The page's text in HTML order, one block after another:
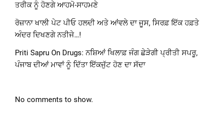
ਤਰੀਕ ਨੂੰ ਹੋਣਗੇ ਆਹਮੋ-ਸਾਹਮਣੇ
ਰੋਜ਼ਾਨਾ ਖਾਲੀ ਪੇਟ ਪੀਓ ਹਲਦੀ ਅਤੇ ਆਂਵਲੇ ਦਾ ਜੂਸ, ਸਿਰਫ਼ ਇੱਕ ਹਫ਼ਤੇ
ਅੰਦਰ ਦਿਖਣਗੇ ਨਤੀਜੇ…!
Priti Sapru On Drugs: ਨਸ਼ਿਆਂ ਖਿਲਾਫ਼ ਜੰਗ ਛੇੜੇਗੀ ਪ੍ਰੀਤੀ ਸਪਰੂ,
ਪੰਜਾਬ ਦੀਆਂ ਮਾਵਾਂ ਨੂੰ ਦਿੱਤਾ ਇੱਕਜੁੱਟ ਹੋਣ ਦਾ ਸੱਦਾ
No comments to show.